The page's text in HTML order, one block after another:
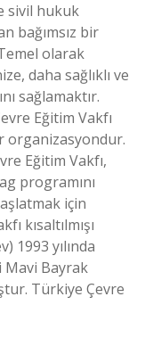
sivil hukuk
bağımsız bir
olarak
daha sağlıklı ve
sağlamaktır.
Eğitim Vakfı
organizasyondur.
Eğitim Vakfı,
programını
için
kısaltılmışı
1993 yılında
Mavi Bayrak
Türkiye Çevre